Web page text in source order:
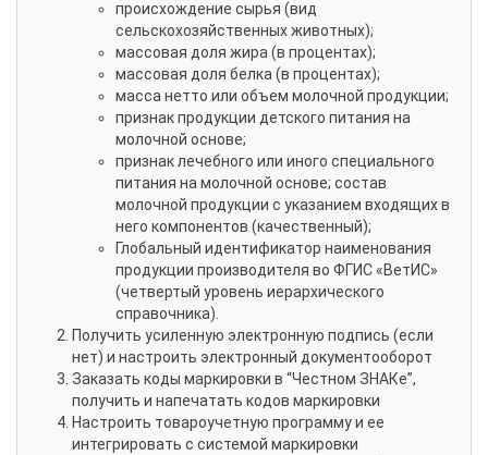
происхождение сырья (вид
сельскохозяйственных животных);
массовая доля жира (в процентах);
массовая доля белка (в процентах);
масса нетто или объем молочной продукции;
признак продукции детского питания на
молочной основе;
признак лечебного или иного специального
питания на молочной основе; состав
молочной продукции с указанием входящих в
него компонентов (качественный);
Глобальный идентификатор наименования
продукции производителя во ФГИС «ВетИС»
(четвертый уровень иерархического
справочника).
Получить усиленную электронную подпись (если
нет) и настроить электронный документооборот
Заказать коды маркировки в “Честном ЗНАКе”,
получить и напечатать кодов маркировки
Настроить товароучетную программу и ее
интегрировать с системой маркировки